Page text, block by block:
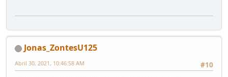
Jonas_ZontesU125
#10
Abril 30, 2021, 10:46:58 AM